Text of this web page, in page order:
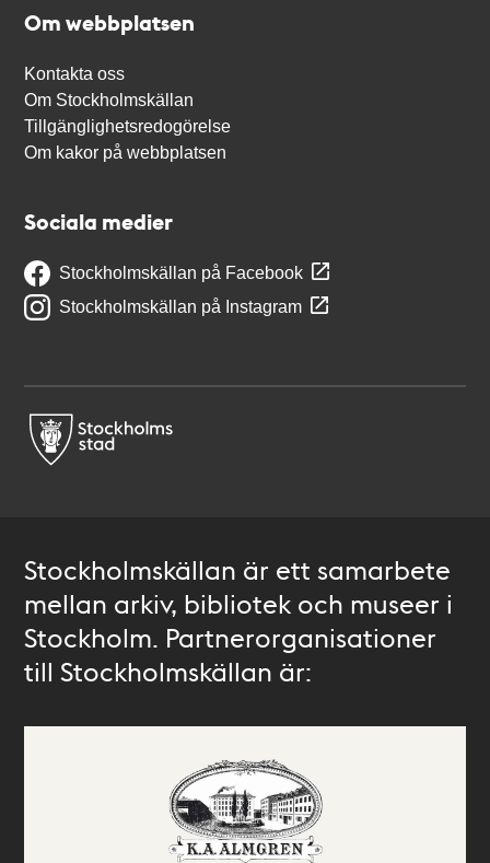
Om webbplatsen
Kontakta oss
Om Stockholmskällan
Tillgänglighetsredogörelse
Om kakor på webbplatsen
Sociala medier
Stockholmskällan på Facebook
Stockholmskällan på Instagram
Stockholmskällan är ett samarbete
mellan arkiv, bibliotek och museer i
Stockholm. Partnerorganisationer
till Stockholmskällan är: